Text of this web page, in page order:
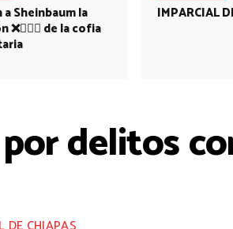
Sheinbaum la
❌👩🏻‍⚕️ de la cofia
IMPARCIAL
delitos